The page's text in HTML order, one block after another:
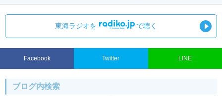
東海ラジオを で聴く
Facebook Twitter LINE
ブログ内検索